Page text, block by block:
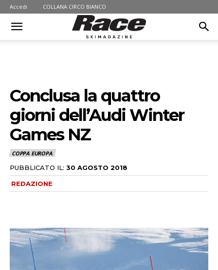
Accedi COLLANA CIRCO BIANCO
Conclusa la quattro
giorni dell’Audi Winter
Games NZ
COPPA EUROPA
PUBBLICATO IL: 30 AGOSTO 2018
REDAZIONE